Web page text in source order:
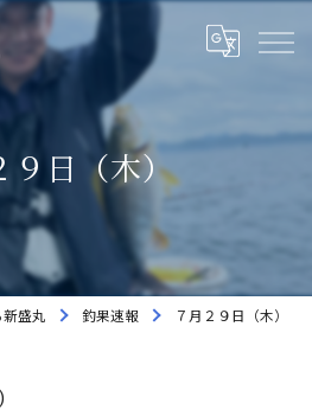
９日（木）
盛丸 釣果速報 ７月２９日（木）